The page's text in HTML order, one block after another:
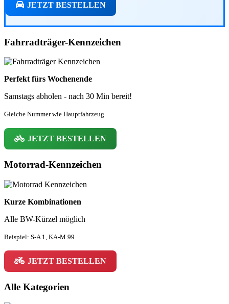
JETZT BESTELLEN
Fahrradträger-Kennzeichen
Perfekt fürs Wochenende
Samstags abholen - nach 30 Min bereit!
Gleiche Nummer wie Hauptfahrzeug
JETZT BESTELLEN
Motorrad-Kennzeichen
Kurze Kombinationen
Alle BW-Kürzel möglich
Beispiel: S-A 1, KA-M 99
JETZT BESTELLEN
Alle Kategorien